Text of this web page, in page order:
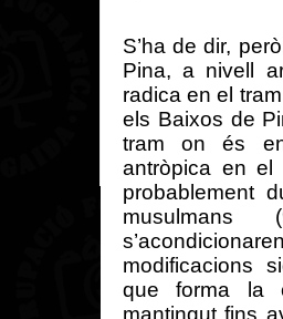
S’ha dedir, però
Pina, a nivell
radica en el tram
els Baixos de
tram
on és
antròpica en el
probablement
musulmans
s’acondicionaren
modificacions
que forma la
mantingut fins